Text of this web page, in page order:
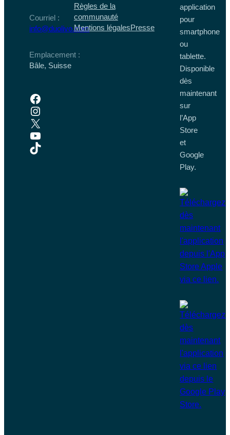
Courriel :
info@duolivo.com
Emplacement :
Bâle, Suisse
Facebook
Instagram
X
YouTube
TikTok
Règles de la
communauté
Mentions légalesPresse
application
pour
smartphone
ou
tablette.
Disponible
dès
maintenant
sur
l’App
Store
et
Google
Play.